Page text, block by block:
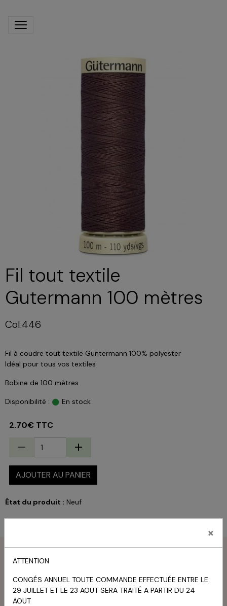
Fil tout textile
Gutermann 100 mètres
Col.446
Fil à coudre tout textile Guntermann 100% polyester
Idéal pour tous vos textiles
Bobine de 100 mètres
Disponibilité : En stock
2.70€ TTC
AJOUTER AU PANIER
État du produit : Neuf
Menu
Livre d'or
TOUS LES MESSAGES
×
ATTENTION
CONGÉS ANNUEL TOUTE COMMANDE EFFECTUÉE ENTRE LE
29 JUILLET ET LE 23 AOUT SERA TRAITÉ A PARTIR DU 24
AOUT